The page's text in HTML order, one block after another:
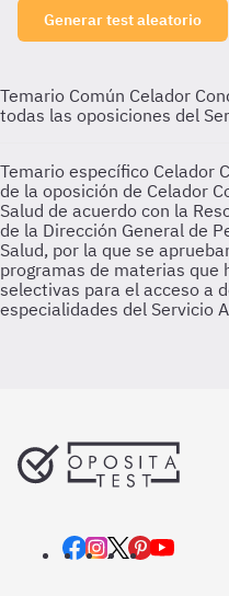
Generar test aleatorio
Temario Común Celador
todas las oposiciones del
Temario específico Celador
de la oposición de Celador
Salud de acuerdo con la
de la Dirección General de
Salud, por la que se
programas de materias que
selectivas para el acceso a
especialidades del Servicio